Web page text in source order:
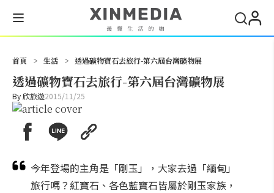
首頁 > 生活 > 透過礦物寶石去旅行-第六屆台灣礦物展
透過礦物寶石去旅行-第六屆台灣礦物展
By欣旅遊2015/11/25
今年登場的主角是「剛玉」，大家去過「緬甸」
旅行嗎？紅寶石、各色藍寶石皆屬於剛玉家族，